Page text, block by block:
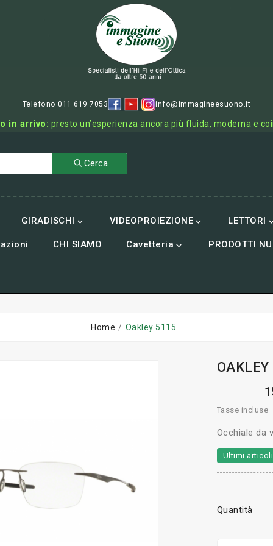
Telefono 011 619 7053 info@immagineesuono.it
in arrivo: presto un’esperienza ancora più fluida, moderna e
Cerca
GIRADISCHI  VIDEOPROIEZIONE  LETTORI
CHI SIAMO Cavetteria  PRODOTTI
Home Oakley 5115
Tasse incluse
Occhiale da
Ultimi
Quantità